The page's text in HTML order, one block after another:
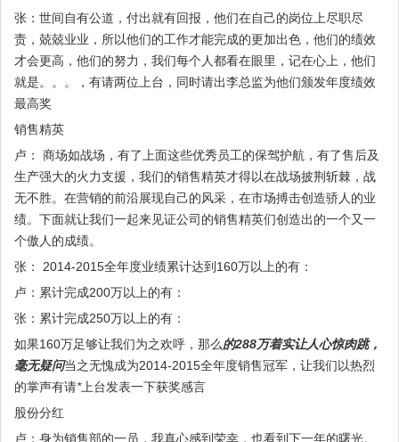
张：世间自有公道，付出就有回报，他们在自己的岗位上尽职尽
责，兢兢业业，所以他们的工作才能完成的更加出色，他们的绩效
才会更高，他们的努力，我们每个人都看在眼里，记在心上，他们
就是。。。，有请两位上台，同时请出李总监为他们颁发年度绩效
最高奖
销售精英
卢： 商场如战场，有了上面这些优秀员工的保驾护航，有了售后及
生产强大的火力支援，我们的销售精英才得以在战场披荆斩棘，战
无不胜。在营销的前沿展现自己的风采，在市场搏击创造骄人的业
绩。下面就让我们一起来见证公司的销售精英们创造出的一个又一
个傲人的成绩。
张： 2014-2015全年度业绩累计达到160万以上的有：
卢：累计完成200万以上的有：
张：累计完成250万以上的有：
如果160万足够让我们为之欢呼，那么的288万着实让人心惊肉跳，
毫无疑问当之无愧成为2014-2015全年度销售冠军，让我们以热烈
的掌声有请*上台发表一下获奖感言
股份分红
卢：身为销售部的一员，我真心感到荣幸，也看到下一年的曙光。